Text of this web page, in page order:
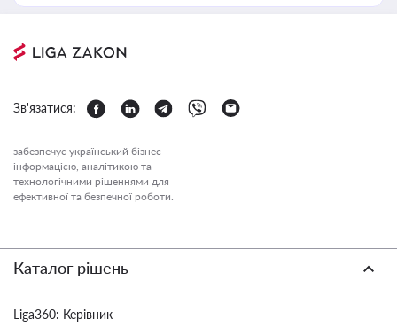
Зв'язатися:
забезпечує український бізнес
інформацією, аналітикою та
технологічними рішеннями для
ефективної та безпечної роботи.
Каталог рішень
Liga360: Керівник